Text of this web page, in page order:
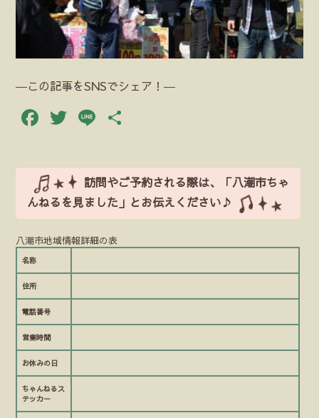
―この記事をSNSでシェア！―
Facebook
Twitter
Line
訪問やご予約される際は、「八潮市ちゃ
んねるを見ました」とお伝えください♪
八潮市地域情報詳細の表
名称
住所
電話番号
営業時間
お休みの日
ちゃんねるス
テッカー